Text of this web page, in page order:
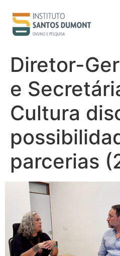
conteúdo
Diretor-
e
Cultura
parcerias